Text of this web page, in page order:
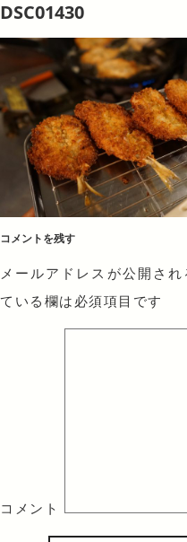
DSC01430
コメントを残す
メールアドレスが公開され
ている欄は必須項目です
コメント